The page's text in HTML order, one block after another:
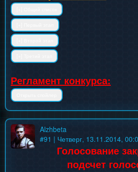
Регламент конкурса:
Alzhbeta
#91 | Четверг, 13.11.2014,
Голосование
подсчет